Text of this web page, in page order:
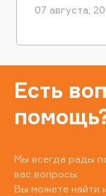
07 августа,
Есть
Мы всегда рады
вас вопросы.
Вы можете найти